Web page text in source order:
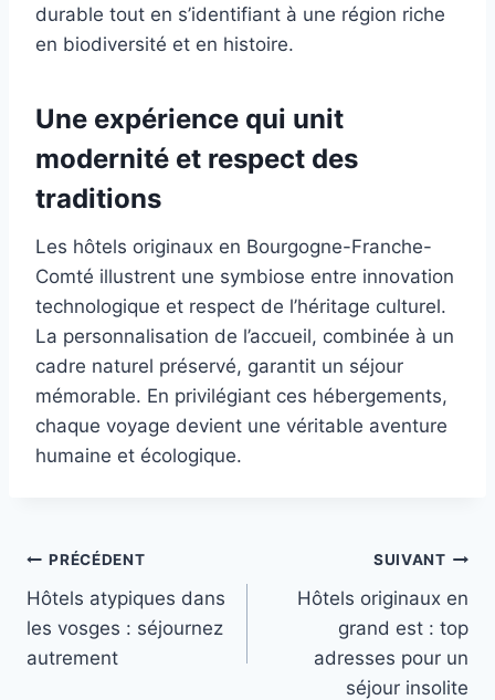
durable tout en s’identifiant à une région riche
en biodiversité et en histoire.
Une expérience qui unit
modernité et respect des
traditions
Les hôtels originaux en Bourgogne-Franche-
Comté illustrent une symbiose entre innovation
technologique et respect de l’héritage culturel.
La personnalisation de l’accueil, combinée à un
cadre naturel préservé, garantit un séjour
mémorable. En privilégiant ces hébergements,
chaque voyage devient une véritable aventure
humaine et écologique.
Navigation
de
l’article
PRÉCÉDENT
Hôtels atypiques dans
les vosges : séjournez
autrement
SUIVANT
Hôtels originaux en
grand est : top
adresses pour un
séjour insolite